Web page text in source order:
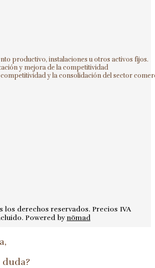
productivo, instalaciones u otros activos fijos.
y mejora de la competitividad
y la consolidación del sector
los derechos reservados. Precios IVA
Powered bynömad
duda?